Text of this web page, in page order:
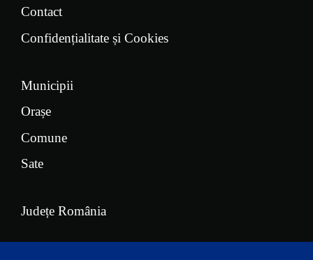
Contact
Confidențialitate și Cookies
Municipii
Orașe
Comune
Sate
Județe România